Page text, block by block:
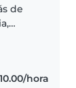
de
conhora